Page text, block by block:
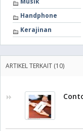
Handphone
Kerajinan
ARTIKEL TERKAIT (10)